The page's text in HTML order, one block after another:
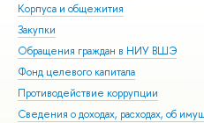
Корпуса и общежития
Закупки
Обращения граждан в НИУ ВШЭ
Фонд целевого капитала
Противодействие коррупции
Сведения о доходах, расходах, об